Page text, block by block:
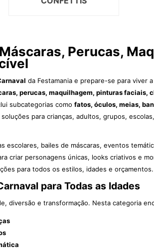
Perucas,
da Festamania e prepare-se para viver
perucas, maquilhagem, pinturas
subcategorias como fatos, óculos, meias,
para crianças, adultos, grupos,
escolares, bailes de máscaras, eventos
criar personagens únicas, looks criativos e
para todos os estilos, idades e orçamentos.
para Todas as Idades
diversão e transformação. Nesta categoria